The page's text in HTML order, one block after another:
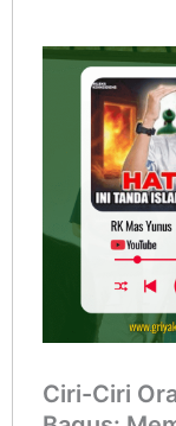
Ciri-Ciri